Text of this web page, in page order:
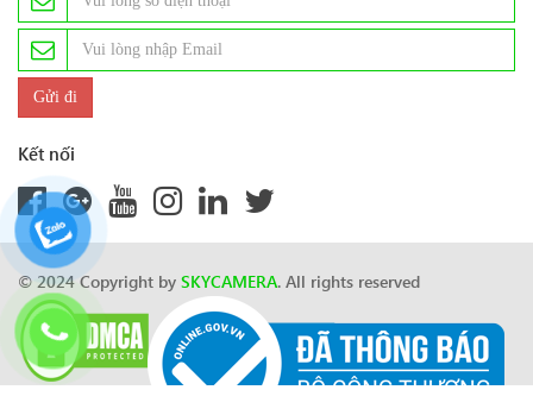
Kết nối
© 2024 Copyright by SKYCAMERA. All rights reserved